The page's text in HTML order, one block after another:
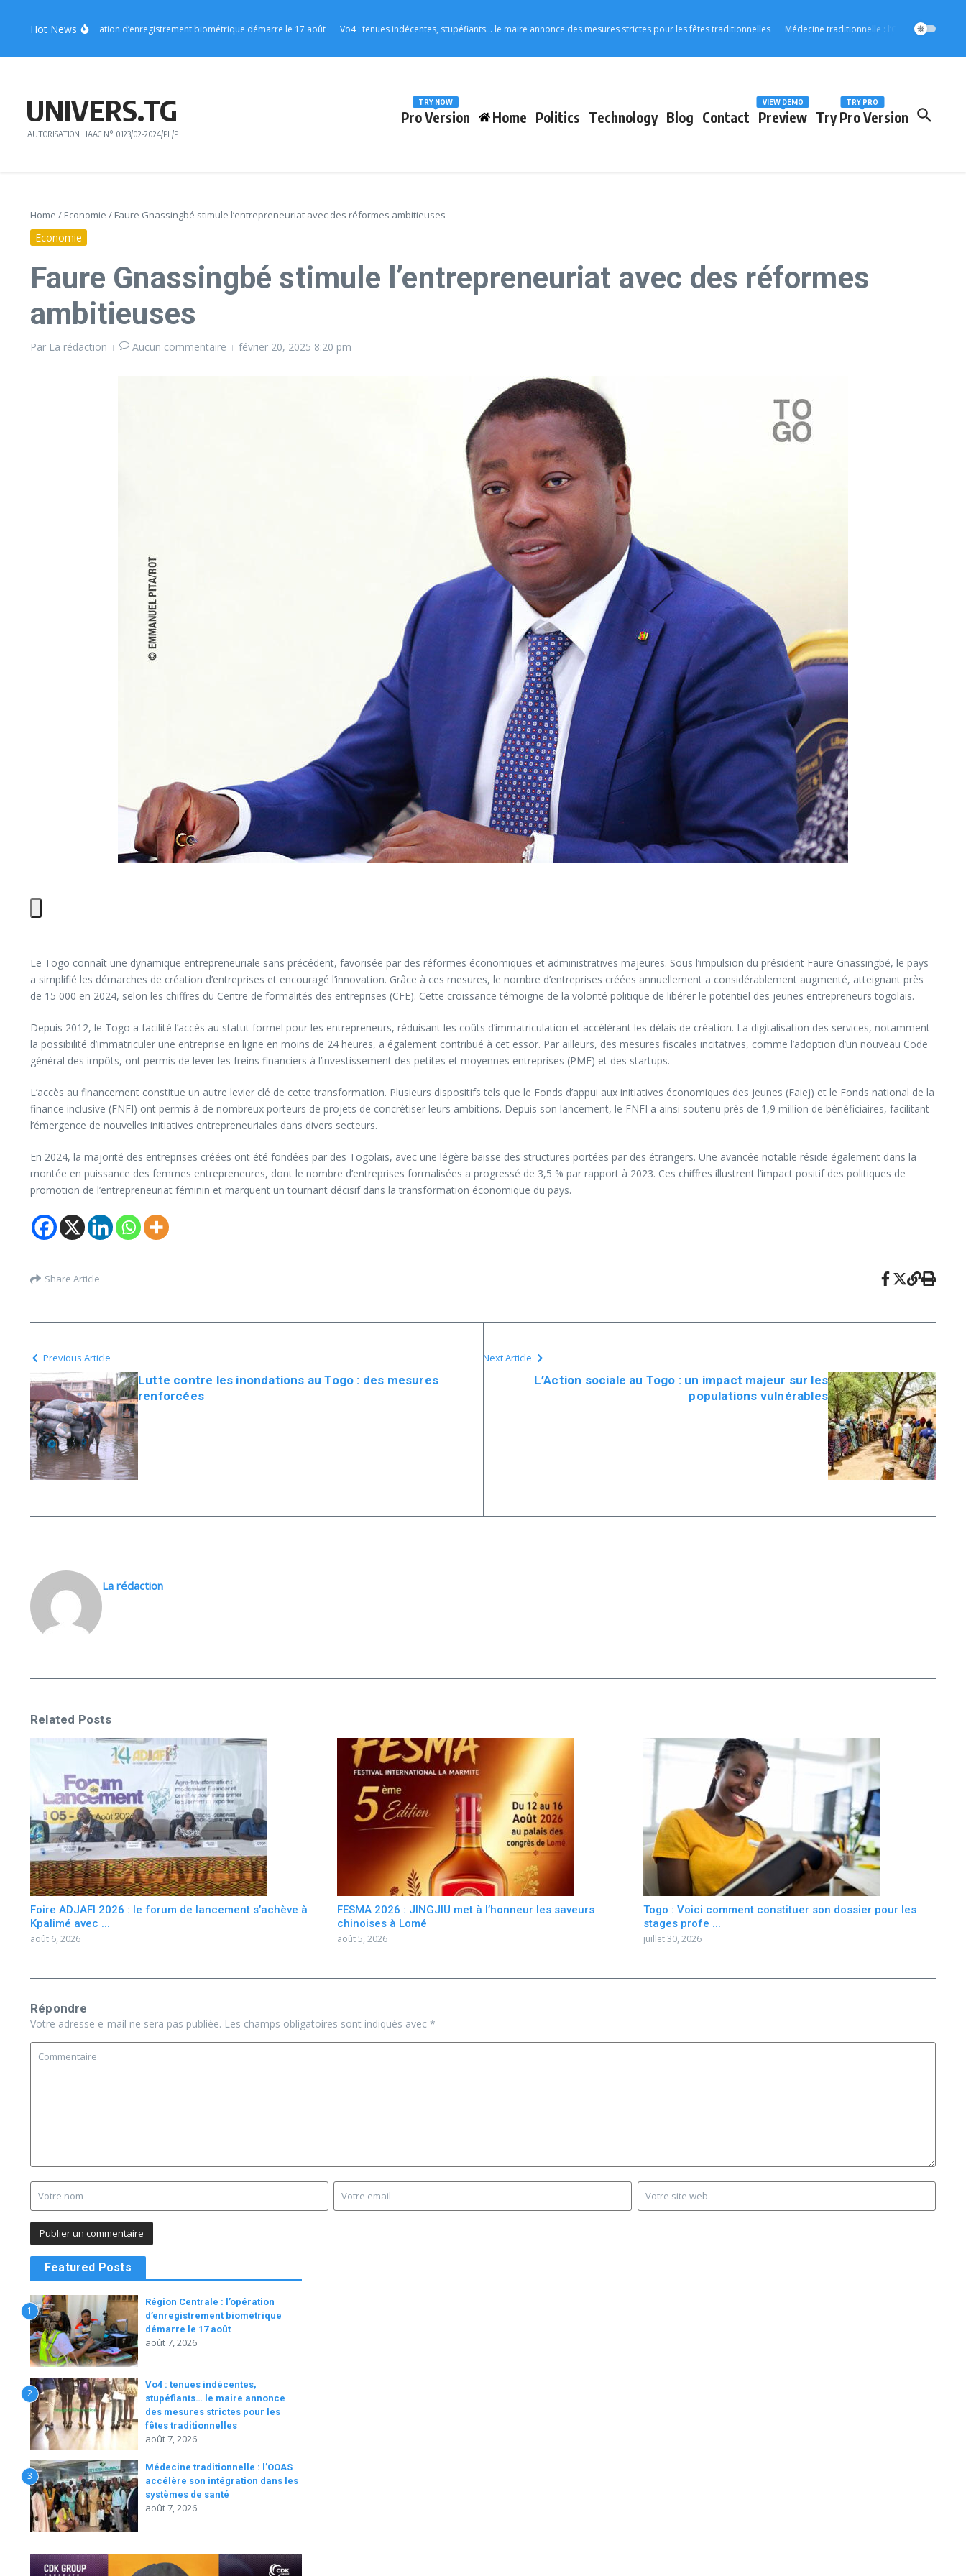
Hot News
Centrale : l’opération d’enregistrement biométrique démarre le 17 août Vo4 : tenues indécentes, stupéfiants… le maire annonce des mesures strictes pour les fêtes traditionnelles Médecine traditionnelle : l’OOAS accélère son
UNIVERS.TG
AUTORISATION HAAC N° 0123/02-2024/PL/P
Pro Version
TRY NOW
Home Politics Technology Blog Contact Preview
VIEW DEMO
Try Pro Version
TRY PRO
Home / Economie / Faure Gnassingbé stimule l’entrepreneuriat avec des réformes ambitieuses
Economie
Faure Gnassingbé stimule l’entrepreneuriat avec des réformes
ambitieuses
Par La rédaction Aucun commentaire février 20, 2025 8:20 pm
Le Togo connaît une dynamique entrepreneuriale sans précédent, favorisée par des réformes économiques et administratives majeures. Sous l’impulsion du président Faure Gnassingbé, le pays
a simplifié les démarches de création d’entreprises et encouragé l’innovation. Grâce à ces mesures, le nombre d’entreprises créées annuellement a considérablement augmenté, atteignant près
de 15 000 en 2024, selon les chiffres du Centre de formalités des entreprises (CFE). Cette croissance témoigne de la volonté politique de libérer le potentiel des jeunes entrepreneurs togolais.
Depuis 2012, le Togo a facilité l’accès au statut formel pour les entrepreneurs, réduisant les coûts d’immatriculation et accélérant les délais de création. La digitalisation des services, notamment
la possibilité d’immatriculer une entreprise en ligne en moins de 24 heures, a également contribué à cet essor. Par ailleurs, des mesures fiscales incitatives, comme l’adoption d’un nouveau Code
général des impôts, ont permis de lever les freins financiers à l’investissement des petites et moyennes entreprises (PME) et des startups.
L’accès au financement constitue un autre levier clé de cette transformation. Plusieurs dispositifs tels que le Fonds d’appui aux initiatives économiques des jeunes (Faiej) et le Fonds national de la
finance inclusive (FNFI) ont permis à de nombreux porteurs de projets de concrétiser leurs ambitions. Depuis son lancement, le FNFI a ainsi soutenu près de 1,9 million de bénéficiaires, facilitant
l’émergence de nouvelles initiatives entrepreneuriales dans divers secteurs.
En 2024, la majorité des entreprises créées ont été fondées par des Togolais, avec une légère baisse des structures portées par des étrangers. Une avancée notable réside également dans la
montée en puissance des femmes entrepreneures, dont le nombre d’entreprises formalisées a progressé de 3,5 % par rapport à 2023. Ces chiffres illustrent l’impact positif des politiques de
promotion de l’entrepreneuriat féminin et marquent un tournant décisif dans la transformation économique du pays.
Share Article
Previous Article
Lutte contre les inondations au Togo : des mesures
renforcées
Next Article
L’Action sociale au Togo : un impact majeur sur les
populations vulnérables
La rédaction
Related Posts
Foire ADJAFI 2026 : le forum de lancement s’achève à
Kpalimé avec ...
août 6, 2026
FESMA 2026 : JINGJIU met à l’honneur les saveurs
chinoises à Lomé
août 5, 2026
Togo : Voici comment constituer son dossier pour les
stages profe ...
juillet 30, 2026
Répondre
Votre adresse e-mail ne sera pas publiée. Les champs obligatoires sont indiqués avec *
Featured Posts
1
Région Centrale : l’opération
d’enregistrement biométrique
démarre le 17 août
août 7, 2026
2
Vo4 : tenues indécentes,
stupéfiants… le maire annonce
des mesures strictes pour les
fêtes traditionnelles
août 7, 2026
3
Médecine traditionnelle : l’OOAS
accélère son intégration dans les
systèmes de santé
août 7, 2026